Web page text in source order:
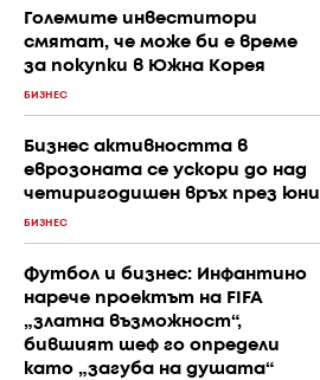
Големите инвеститори
смятат, че може би е време
за покупки в Южна Корея
БИЗНЕС
Бизнес активността в
еврозоната се ускори до над
четиригодишен връх през юни
БИЗНЕС
Футбол и бизнес: Инфантино
нарече проектът на FIFA
„златна възможност“,
бившият шеф го определи
като „загуба на душата“